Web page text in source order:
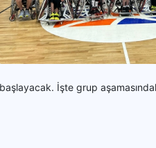
başlayacak. İşte grup